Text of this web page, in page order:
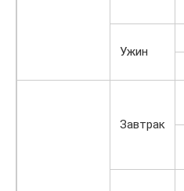
Ужин
Завтрак